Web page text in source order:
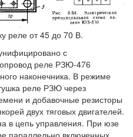
реле от 45 до 70 В.
с
реле РЗЮ-476
наконечника. В режиме
реле РЗЮ через
и добавочные резисторы
двух тяговых двигателей.
в цепь управления. При юзе
параллельно включенных